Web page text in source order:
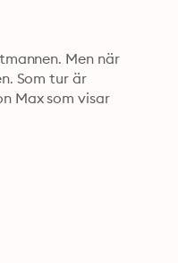
Men när
Som tur är
Max som visar